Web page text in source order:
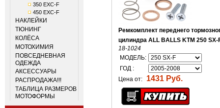
350 EXC-F
450 EXC-F
НАКЛЕЙКИ
ТЮНИНГ
КОЛЁСА
МОТОХИМИЯ
ПОВСЕДНЕВНАЯ
ОДЕЖДА
АКСЕССУАРЫ
РАСПРОДАЖА!!!
ТАБЛИЦА РАЗМЕРОВ
МОТОФОРМЫ
Ремкомплект переднего
цилиндра ALL BALLS KTM 250 SX-
18-1024
МОДЕЛЬ:
ГОД :
Цена от:
1431 Руб.